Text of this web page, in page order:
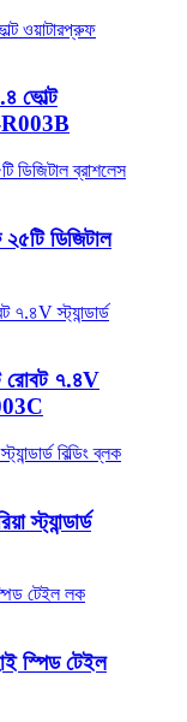
ভোল্ট
R003B
ডিজিটাল
রোবট ৭.৪V
স্ট্যান্ডার্ড
স্পিড টেইল